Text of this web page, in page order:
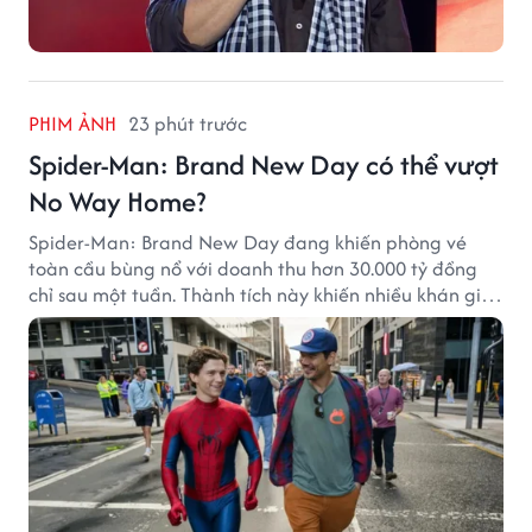
PHIM ẢNH 23 phút trước
Spider-Man: Brand New Day có thể vượt
No Way Home?
Spider-Man: Brand New Day đang khiến phòng vé
toàn cầu bùng nổ với doanh thu hơn 30.000 tỷ đồng
chỉ sau một tuần. Thành tích này khiến nhiều khán giả
đặt câu hỏi liệu bộ phim mới của Tom Holland có thể
phá kỷ lục mà No Way Home từng thiết lập hay không.